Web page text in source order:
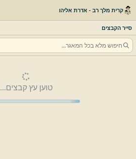
קרית מלך רב - אדרת אליהו
סייר הקבצים
טוען עץ קבצים...